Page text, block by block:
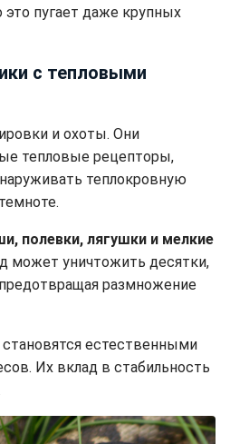
пугает даже крупных
с тепловыми
и охоты. Они
тепловые рецепторы,
теплокровную
полевки, лягушки и мелкие
может уничтожить десятки,
размножение
естественными
Их вклад в стабильность